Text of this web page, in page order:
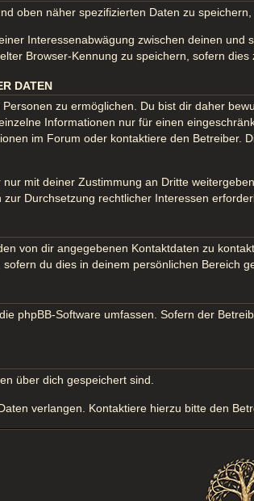
oben näher spezifizierten Daten zu
Interessenabwägung zwischen deinen
Browser-Kennung zu speichern, sofern
DATEN
zu ermöglichen. Du bist dir daher
Informationen nur für einen
im Forum oder kontaktiere den
mit deiner Zustimmung an Dritte
Durchsetzung rechtlicher Interessen
von dir angegebenen Kontaktdaten zu
du dies in deinem persönlichen Bereich
phpBB-Software umfassen. Sofern der
über dich gespeichert sind.
verlangen. Kontaktiere hierzu bitte den